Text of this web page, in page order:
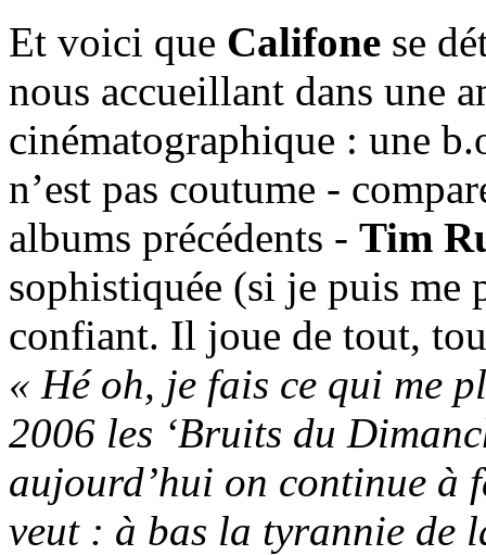
Et voici que Califone se
nous accueillant dans une
cinématographique : une
n’est pas coutume -
albums précédents - Tim
sophistiquée (si je puis me
confiant. Il joue de tout,
« Hé oh, je fais ce qui me
2006 les ‘Bruits du
aujourd’hui on continue à
veut : à bas la tyrannie de